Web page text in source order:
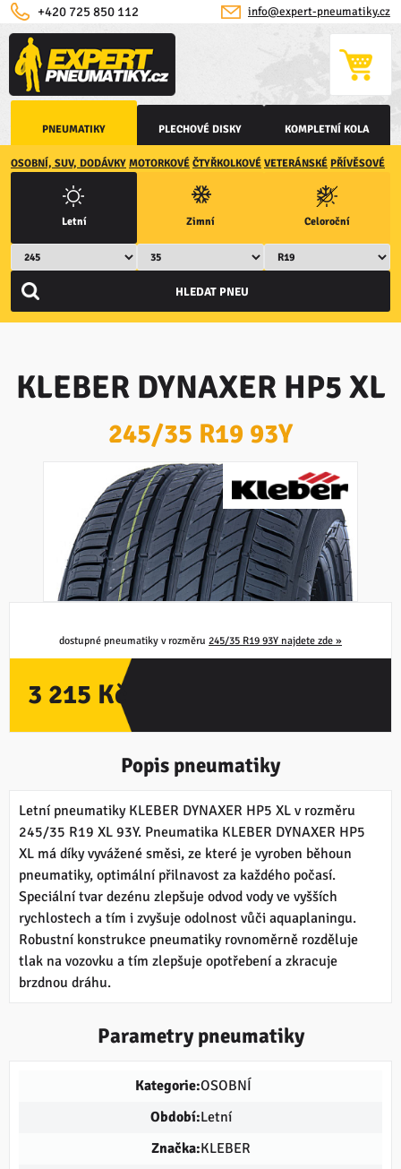
PNEUMATIKY PLECHOVÉ DISKY KOMPLETNÍ KOLA
info@expert-pneumatiky.cz
+420 725 850 112
OSOBNÍ, SUV, DODÁVKY MOTORKOVÉ ČTYŘKOLKOVÉ VETERÁNSKÉ PŘÍVĚSOVÉ
Letní Zimní Celoroční
KLEBER DYNAXER HP5 XL
245/35 R19 93Y
dostupné pneumatiky v rozměru 245/35 R19 93Y najdete zde »
3 215 Kč
Popis pneumatiky
Letní pneumatiky KLEBER DYNAXER HP5 XL v rozměru
245/35 R19 XL 93Y. Pneumatika KLEBER DYNAXER HP5
XL má díky vyvážené směsi, ze které je vyroben běhoun
pneumatiky, optimální přilnavost za každého počasí.
Speciální tvar dezénu zlepšuje odvod vody ve vyšších
rychlostech a tím i zvyšuje odolnost vůči aquaplaningu.
Robustní konstrukce pneumatiky rovnoměrně rozděluje
tlak na vozovku a tím zlepšuje opotřebení a zkracuje
brzdnou dráhu.
Parametry pneumatiky
Kategorie:OSOBNÍ
Období:Letní
Značka:KLEBER